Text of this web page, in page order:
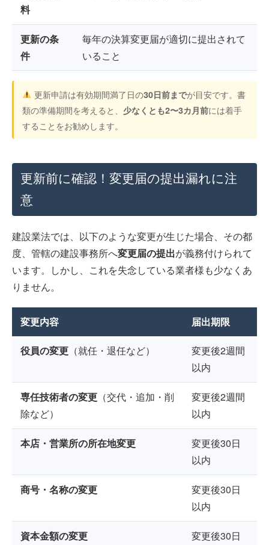
料
更新の条
件
毎年の決算変更届が適切に提出されて
いること
更新申請は有効期間満了日の30日前までが目安です。書
類の準備期間を考えると、 少なくとも2〜3カ月前には着手
することをお勧めします。
更新前に確認！変更届の提出漏れに注
意
建設業法では、以下のような変更が生じた場合、その都
度、管轄の建設事務所へ変更届の提出が義務付けられて
います。しかし、これを失念している業者様も少なくあ
りません。
変更内容 届出期限
役員の変更 （就任・退任など）
変更後2週間
以内
専任技術者の変更 （交代・追加・削
除など）
変更後2週間
以内
本店・営業所の所在地変更
変更後30日
以内
商号・名称の変更
変更後30日
以内
資本金額の変更
変更後30日